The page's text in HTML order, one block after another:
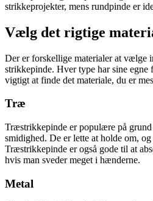
strikkeprojekter, mens rundpinde er
Vælg det rigtige
Der er forskellige materialer at vælge
strikkepinde. Hver type har sine egne
vigtigt at finde det materiale, du er
Træ
Træstrikkepinde er populære på
smidighed. De er lette at holde om,
Træstrikkepinde er også gode til at
hvis man sveder meget i hænderne.
Metal